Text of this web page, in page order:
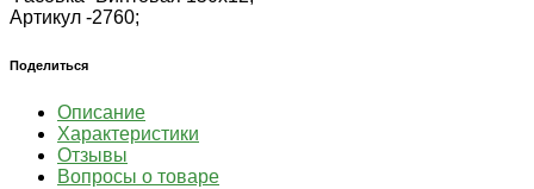
Артикул -2760;
Поделиться
Описание
Характеристики
Отзывы
Вопросы о товаре